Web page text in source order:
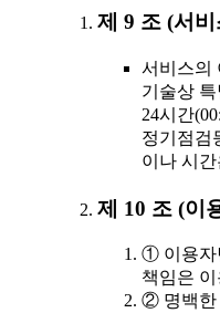
제 9 조 (서
서비스의
기술상
24시간
정기점검
이나 시
제 10 조 (이
① 이용자
책임은
② 명백한